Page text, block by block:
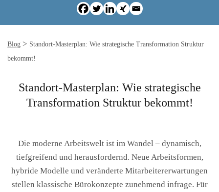
Blog > Standort-Masterplan: Wie strategische Transformation Struktur
bekommt!
Standort-Masterplan: Wie strategische
Transformation Struktur bekommt!
Die moderne Arbeitswelt ist im Wandel – dynamisch,
tiefgreifend und herausfordernd. Neue Arbeitsformen,
hybride Modelle und veränderte Mitarbeitererwartungen
stellen klassische Bürokonzepte zunehmend infrage. Für